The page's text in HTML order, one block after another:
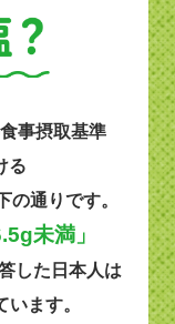
事摂取基準
る
の通りです。
未満」
した日本人は
ます。